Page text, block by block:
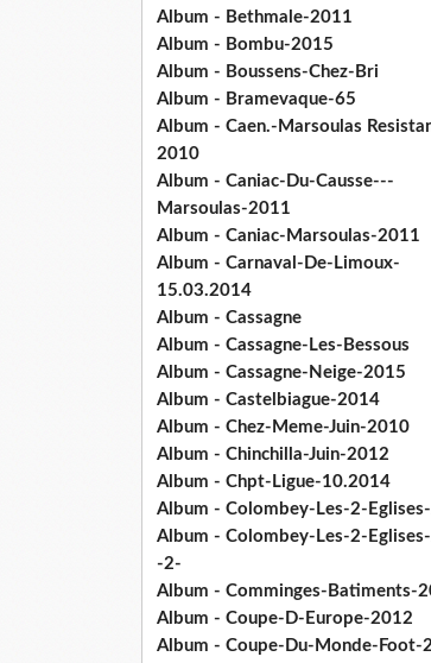
Album - Bethmale-2011
Album - Bombu-2015
Album - Boussens-Chez-Bri
Album - Bramevaque-65
Album - Caen.-Marsoulas
2010
Album - Caniac-Du-Causse---
Marsoulas-2011
Album - Caniac-Marsoulas-2011
Album - Carnaval-De-Limoux-
15.03.2014
Album - Cassagne
Album - Cassagne-Les-Bessous
Album - Cassagne-Neige-2015
Album - Castelbiague-2014
Album - Chez-Meme-Juin-2010
Album - Chinchilla-Juin-2012
Album - Chpt-Ligue-10.2014
Album - Colombey-Les-2-
Album - Colombey-Les-2-
-2-
Album - Comminges-Batiments-
Album - Coupe-D-Europe-2012
Album - Coupe-Du-Monde-Foot-